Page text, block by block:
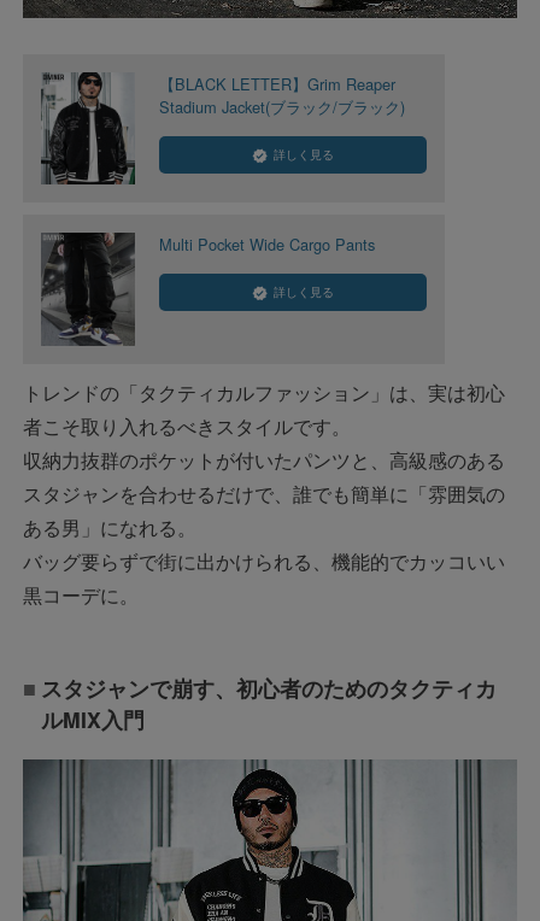
【BLACK LETTER】Grim Reaper
Stadium Jacket(ブラック/ブラック)
詳しく見る
Multi Pocket Wide Cargo Pants
詳しく見る
トレンドの「タクティカルファッション」は、実は初心
者こそ取り入れるべきスタイルです。
収納力抜群のポケットが付いたパンツと、高級感のある
スタジャンを合わせるだけで、誰でも簡単に「雰囲気の
ある男」になれる。
バッグ要らずで街に出かけられる、機能的でカッコいい
黒コーデに。
スタジャンで崩す、初心者のためのタクティカ
ルMIX入門